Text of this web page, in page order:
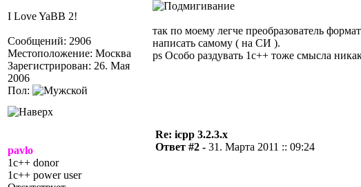
I Love YaBB 2!
Сообщений: 2906
Местоположение: Москва
Зарегистрирован: 26. Мая
2006
Пол:
так по моему легче преобразователь
написать самому ( на СИ ).
ps Особо раздувать 1с++ тоже смысла
pavlo
1c++ donor
1c++ power user
Re: icpp 3.2.3.x
Ответ #2 - 31. Марта 2011 :: 09:24